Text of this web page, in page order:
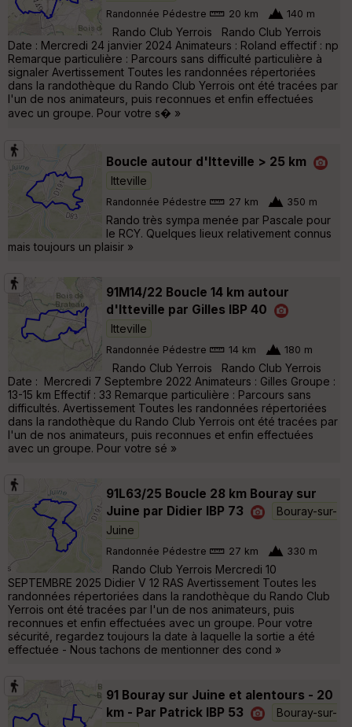
Randonnée Pédestre 20 km 140 m
Rando Club Yerrois Rando Club Yerrois
Date : Mercredi 24 janvier 2024 Animateurs : Roland effectif : np
Remarque particulière : Parcours sans difficulté particulière à
signaler Avertissement Toutes les randonnées répertoriées
dans la randothèque du Rando Club Yerrois ont été tracées par
l'un de nos animateurs, puis reconnues et enfin effectuées
avec un groupe. Pour votre s� »
Boucle autour d'Itteville > 25 km
Itteville
Randonnée Pédestre 27 km 350 m
Rando très sympa menée par Pascale pour
le RCY. Quelques lieux relativement connus
mais toujours un plaisir »
91M14/22 Boucle 14 km autour
d'Itteville par Gilles IBP 40
Itteville
Randonnée Pédestre 14 km 180 m
Rando Club Yerrois Rando Club Yerrois
Date : Mercredi 7 Septembre 2022 Animateurs : Gilles Groupe :
13-15 km Effectif : 33 Remarque particulière : Parcours sans
difficultés. Avertissement Toutes les randonnées répertoriées
dans la randothèque du Rando Club Yerrois ont été tracées par
l'un de nos animateurs, puis reconnues et enfin effectuées
avec un groupe. Pour votre sé »
91L63/25 Boucle 28 km Bouray sur
Juine par Didier IBP 73
Bouray-sur-
Juine
Randonnée Pédestre 27 km 330 m
Rando Club Yerrois Mercredi 10
SEPTEMBRE 2025 Didier V 12 RAS Avertissement Toutes les
randonnées répertoriées dans la randothèque du Rando Club
Yerrois ont été tracées par l'un de nos animateurs, puis
reconnues et enfin effectuées avec un groupe. Pour votre
sécurité, regardez toujours la date à laquelle la sortie a été
effectuée - Nous tachons de mentionner des cond »
91 Bouray sur Juine et alentours - 20
km - Par Patrick IBP 53
Bouray-sur-